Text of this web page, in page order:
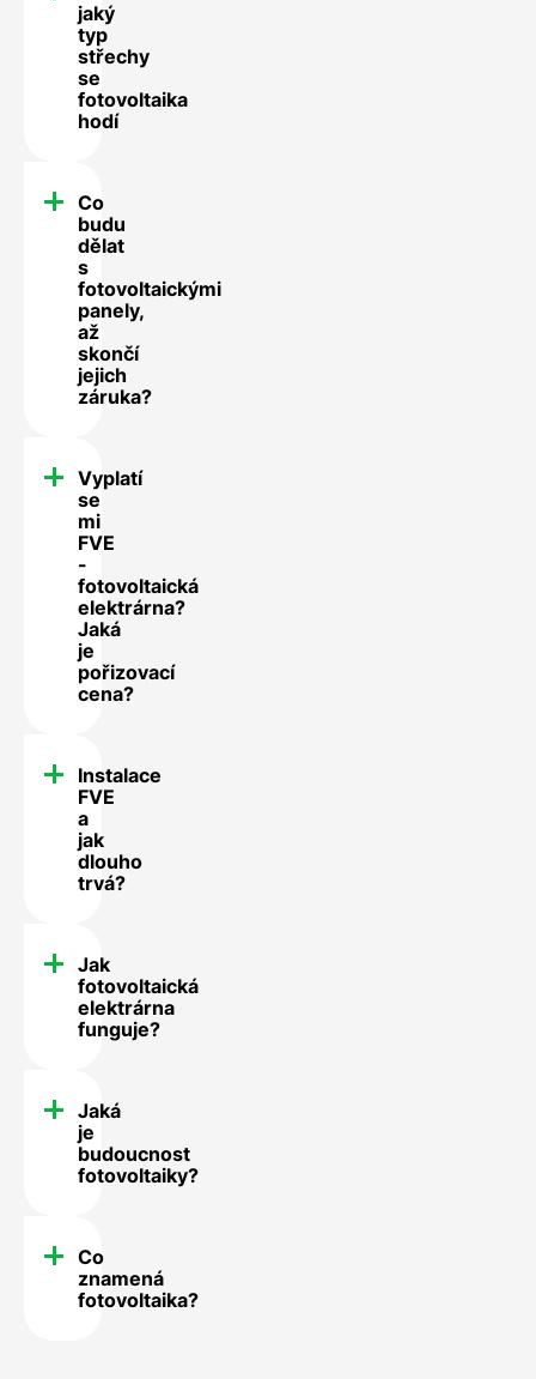
jaký
typ
střechy
se
fotovoltaika
hodí
Co
budu
dělat
s
fotovoltaickými
panely,
až
skončí
jejich
záruka?
Vyplatí
se
mi
FVE
-
fotovoltaická
elektrárna?
Jaká
je
pořizovací
cena?
Instalace
FVE
a
jak
dlouho
trvá?
Jak
fotovoltaická
elektrárna
funguje?
Jaká
je
budoucnost
fotovoltaiky?
Co
znamená
fotovoltaika?